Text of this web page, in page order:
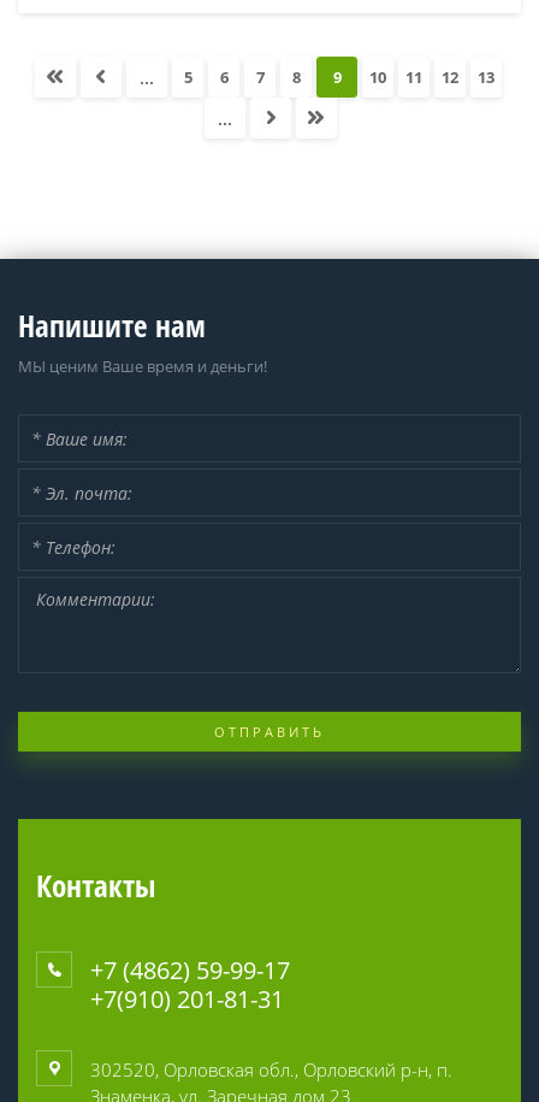
... 5 6 7 8 9 10 11 12 13
...
Напишите нам
МЫ ценим Ваше время и деньги!
ОТПРАВИТЬ
Контакты
+7 (4862) 59-99-17
+7(910) 201-81-31
302520, Орловская обл., Орловский р-н, п.
Знаменка, ул. Заречная дом 23